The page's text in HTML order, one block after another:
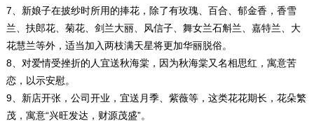
7、新娘子在披纱时所用的捧花，除了有玫瑰、百合、郁金香，香雪
兰、扶郎花、菊花、剑兰大丽、风信子、舞女兰石斛兰、嘉特兰、大
花慧兰等外，适当加入两枝满天星将更加华丽脱俗。
8、对爱情受挫折的人宜送秋海棠，因为秋海棠又名相思红，寓意苦
恋，以示安慰。
9、新店开张，公司开业，宜送月季、紫薇等，这类花花期长，花朵繁
茂，寓意“兴旺发达，财源茂盛”。